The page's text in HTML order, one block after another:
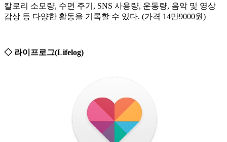
칼로리 소모량, 수면 주기, SNS 사용량, 운동량, 음악 및 영상
감상 등 다양한 활동을 기록할 수 있다. (가격 14만9000원)
◇ 라이프로그(Lifelog)